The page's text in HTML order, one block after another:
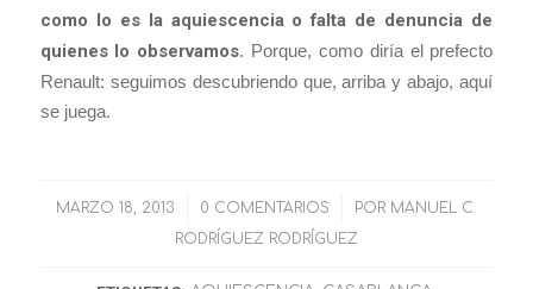
como lo es la aquiescencia o falta de denuncia de
quienes lo observamos. Porque, como diría el prefecto
Renault: seguimos descubriendo que, arriba y abajo, aquí
se juega.
MARZO 18, 2013
/ 0 COMENTARIOS
/ POR MANUEL C.
RODRÍGUEZ RODRÍGUEZ